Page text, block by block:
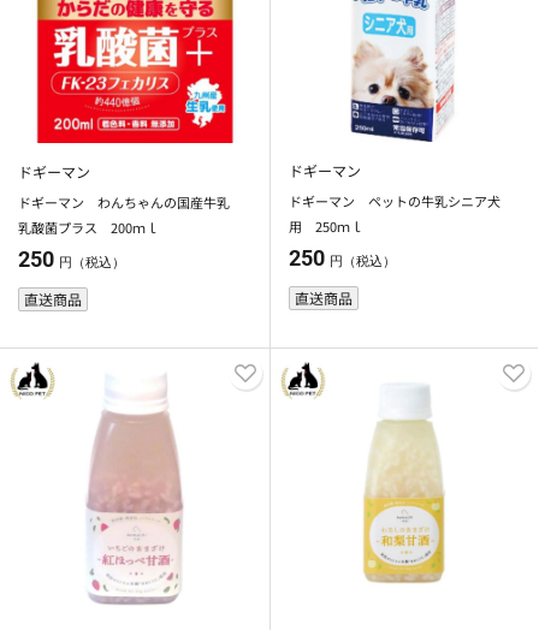
ドギーマン
ドギーマン わんちゃんの国産牛乳
乳酸菌プラス 200ｍｌ
250 円（税込）
直送商品
ドギーマン
ドギーマン ペットの牛乳シニア犬
用 250ｍｌ
250 円（税込）
直送商品